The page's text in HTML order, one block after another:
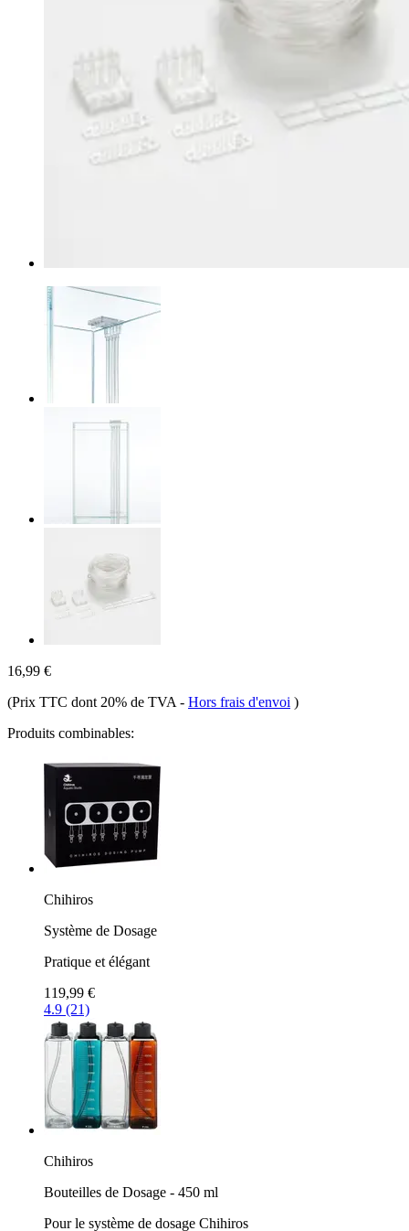
16,99 €
(Prix TTC dont 20% de TVA - Hors frais d'envoi )
Produits combinables:
Chihiros
Système de Dosage
Pratique et élégant
119,99 €
4.9 (21)
Chihiros
Bouteilles de Dosage - 450 ml
Pour le système de dosage Chihiros